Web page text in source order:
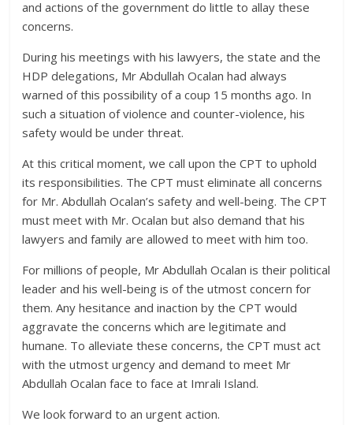
and actions of the government do little to allay these
concerns.
During his meetings with his lawyers, the state and the
HDP delegations, Mr Abdullah Ocalan had always
warned of this possibility of a coup 15 months ago. In
such a situation of violence and counter-violence, his
safety would be under threat.
At this critical moment, we call upon the CPT to uphold
its responsibilities. The CPT must eliminate all concerns
for Mr. Abdullah Ocalan’s safety and well-being. The CPT
must meet with Mr. Ocalan but also demand that his
lawyers and family are allowed to meet with him too.
For millions of people, Mr Abdullah Ocalan is their political
leader and his well-being is of the utmost concern for
them. Any hesitance and inaction by the CPT would
aggravate the concerns which are legitimate and
humane. To alleviate these concerns, the CPT must act
with the utmost urgency and demand to meet Mr
Abdullah Ocalan face to face at Imrali Island.
We look forward to an urgent action.